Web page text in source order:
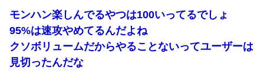
モンハン楽しんでるやつは100いってるでしょ
95%は速攻やめてるんだよね
クソボリュームだからやることないってユーザーは
見切ったんだな